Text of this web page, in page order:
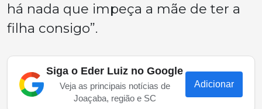
há nada que impeça a mãe de ter a
filha consigo”.
Siga o Eder Luiz no Google
Veja as principais notícias de
Joaçaba, região e SC
Adicionar